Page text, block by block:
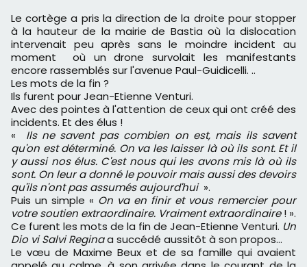
Le cortège a pris la direction de la droite pour stopper
à la hauteur de la mairie de Bastia où la dislocation
intervenait peu après sans le moindre incident au
moment où un drone survolait les manifestants
encore rassemblés sur l'avenue Paul-Guidicelli. ..
Les mots de la fin ?
Ils furent pour Jean-Etienne Venturi.
Avec des pointes à l'attention de ceux qui ont créé des
incidents. Et des élus !
« Ils ne savent pas combien on est, mais ils savent
qu'on est déterminé. On va les laisser là où ils sont. Et il
y aussi nos élus. C'est nous qui les avons mis là où ils
sont. On leur a donné le pouvoir mais aussi des devoirs
qu'ils n'ont pas assumés aujourd'hui».
Puis un simple « On va en finir et vous remercier pour
votre soutien extraordinaire. Vraiment extraordinaire! ».
Ce furent les mots de la fin de Jean-Etienne Venturi. Un
Dio vi Salvi Reginaa succédé aussitôt à son propos…
Le vœu de Maxime Beux et de sa famille qui avaient